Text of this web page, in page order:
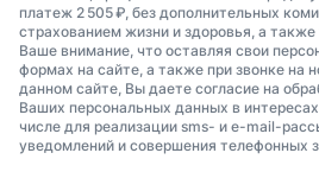
платеж 2 505 ₽, без дополнительных
страхованием жизни и здоровья, а
Ваше внимание, что оставляя свои
формах на сайте, а также при звонке на
данном сайте, Вы даете согласие на
Ваших персональных данных в
числе для реализации sms- и e-mail-
уведомлений и совершения телефонных